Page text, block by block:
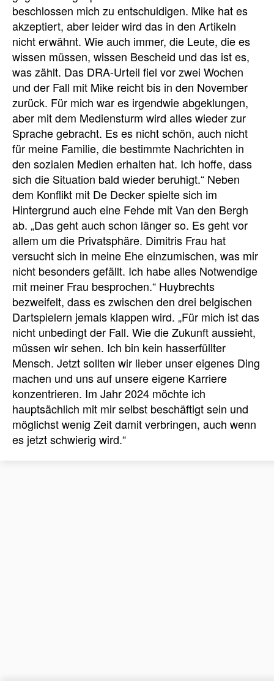
beschlossen mich zu entschuldigen. Mike hat es
akzeptiert, aber leider wird das in den Artikeln
nicht erwähnt. Wie auch immer, die Leute, die es
wissen müssen, wissen Bescheid und das ist es,
was zählt. Das DRA-Urteil fiel vor zwei Wochen
und der Fall mit Mike reicht bis in den November
zurück. Für mich war es irgendwie abgeklungen,
aber mit dem Mediensturm wird alles wieder zur
Sprache gebracht. Es es nicht schön, auch nicht
für meine Familie, die bestimmte Nachrichten in
den sozialen Medien erhalten hat. Ich hoffe, dass
sich die Situation bald wieder beruhigt.“ Neben
dem Konflikt mit De Decker spielte sich im
Hintergrund auch eine Fehde mit Van den Bergh
ab. „Das geht auch schon länger so. Es geht vor
allem um die Privatsphäre. Dimitris Frau hat
versucht sich in meine Ehe einzumischen, was mir
nicht besonders gefällt. Ich habe alles Notwendige
mit meiner Frau besprochen.“ Huybrechts
bezweifelt, dass es zwischen den drei belgischen
Dartspielern jemals klappen wird. „Für mich ist das
nicht unbedingt der Fall. Wie die Zukunft aussieht,
müssen wir sehen. Ich bin kein hasserfüllter
Mensch. Jetzt sollten wir lieber unser eigenes Ding
machen und uns auf unsere eigene Karriere
konzentrieren. Im Jahr 2024 möchte ich
hauptsächlich mit mir selbst beschäftigt sein und
möglichst wenig Zeit damit verbringen, auch wenn
es jetzt schwierig wird.“